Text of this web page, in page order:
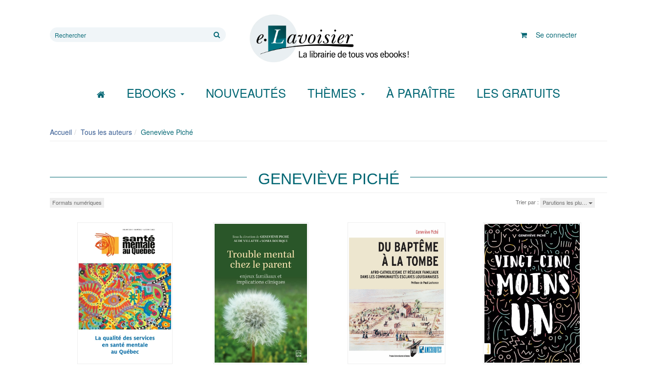
Rechercher
Se connecter
EBOOKS NOUVEAUTÉS THÈMES À PARAÎTRE LES GRATUITS
Accueil Tous les auteurs Geneviève Piché
GENEVIÈVE PICHÉ
Formats numériques Trier par : Parutions les plu…